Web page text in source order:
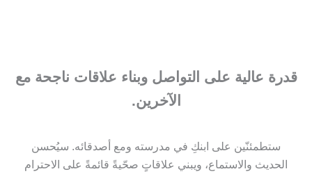
قدرة عالية على التواصل وبناء علاقات ناجحة مع
الآخرين.
ستطمئنّين على ابنكِ في مدرسته ومع أصدقائه. سيُحسن
الحديث والاستماع، ويبني علاقاتٍ صحّيةً قائمةً على الاحترام